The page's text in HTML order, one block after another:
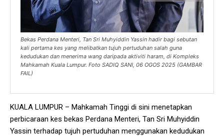
Bekas Perdana Menteri, Tan Sri Muhyiddin Yassin hadir bagi sebutan
kali pertama kes yang melibatkan tujuh pertuduhan salah guna
kedudukan dan menerima wang daripada aktiviti haram, di Kompleks
Mahkamah Kuala Lumpur. Foto SADIQ SANI, 06 OGOS 2025 (GAMBAR
FAIL)
KUALA LUMPUR – Mahkamah Tinggi di sini menetapkan
perbicaraan kes bekas Perdana Menteri, Tan Sri Muhyiddin
Yassin terhadap tujuh pertuduhan menggunakan kedudukan